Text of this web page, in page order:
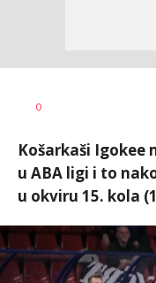
AUTOR
0
Košarkaši
u ABA ligi i to
u okviru 15. kola